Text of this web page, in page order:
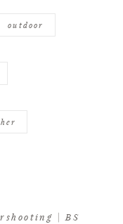
outdoor
| BS